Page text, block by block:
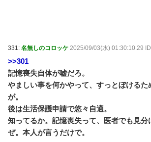
331: 名無しのコロッケ 2025/09/03(水) 01:30:10.29
>>301
記憶喪失自体が嘘だろ。
やましい事を何かやって、すっとぼけるた
が。
後は生活保護申請で悠々自適。
知ってるか。記憶喪失って、医者でも見分
ぜ。本人が言うだけで。